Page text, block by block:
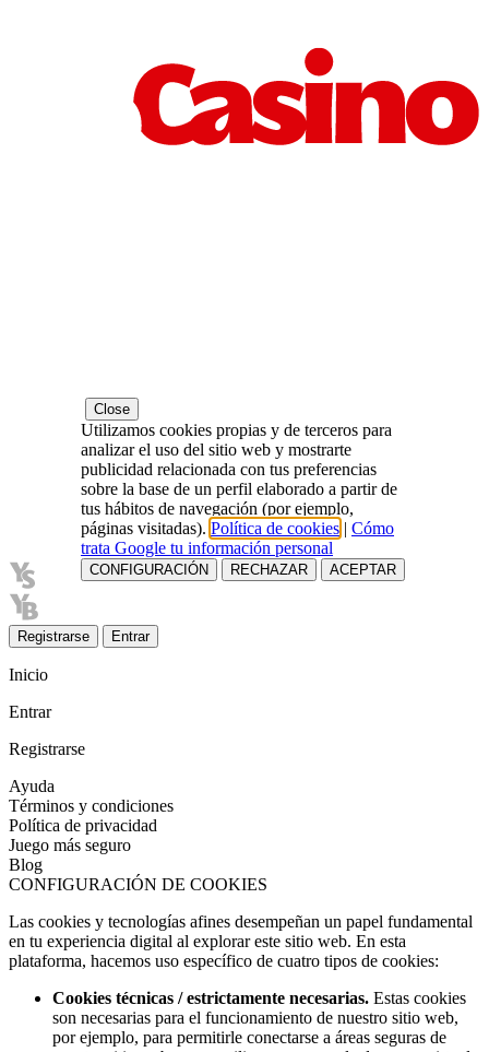
Registrarse Entrar
Inicio
Entrar
Registrarse
Ayuda
Términos y condiciones
Política de privacidad
Juego más seguro
Blog
CONFIGURACIÓN DE COOKIES
Las cookies y tecnologías afines desempeñan un papel fundamental
en tu experiencia digital al explorar este sitio web. En esta
plataforma, hacemos uso específico de cuatro tipos de cookies:
Cookies técnicas / estrictamente necesarias. Estas cookies
son necesarias para el funcionamiento de nuestro sitio web,
por ejemplo, para permitirle conectarse a áreas seguras de
Close
Utilizamos cookies propias y de terceros para
analizar el uso del sitio web y mostrarte
publicidad relacionada con tus preferencias
sobre la base de un perfil elaborado a partir de
tus hábitos de navegación (por ejemplo,
páginas visitadas). Política de cookies | Cómo
trata Google tu información personal
CONFIGURACIÓN RECHAZAR ACEPTAR